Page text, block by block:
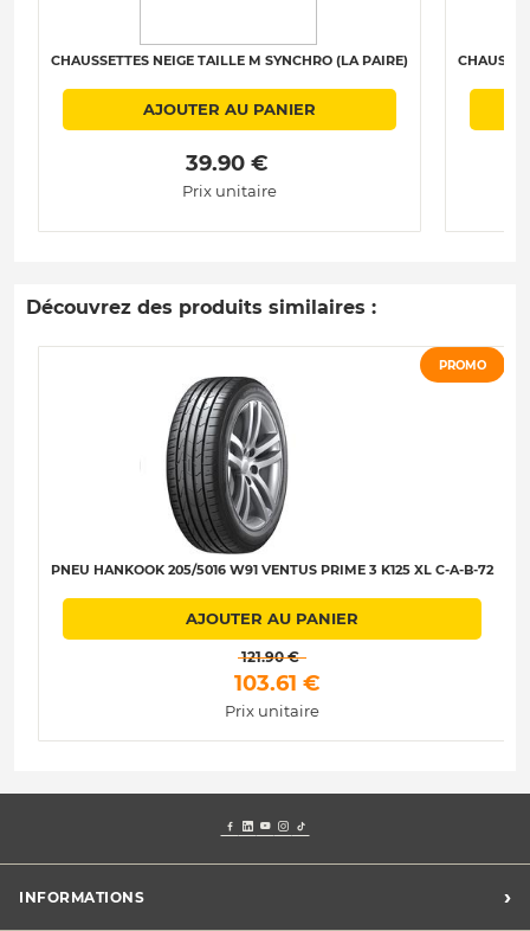
CHAUSSETTES NEIGE TAILLE M SYNCHRO (LA PAIRE)
AJOUTER AU PANIER
39.90 €
Prix unitaire
Découvrez des produits similaires :
PROMO
PNEU HANKOOK 205/5016 W91 VENTUS PRIME 3 K125 XL C-A-B-72
AJOUTER AU PANIER
121.90 €
103.61 €
Prix unitaire
INFORMATIONS ›